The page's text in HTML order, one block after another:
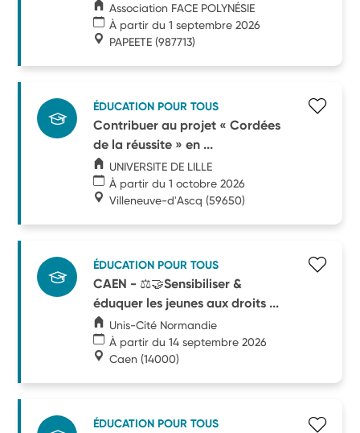
Association FACE POLYNÉSIE
À partir du 1 septembre 2026
PAPEETE (987713)
ÉDUCATION POUR TOUS
Contribuer au projet « Cordées
de la réussite » en ...
UNIVERSITE DE LILLE
À partir du 1 octobre 2026
Villeneuve-d'Ascq (59650)
ÉDUCATION POUR TOUS
CAEN - ⚖🤝Sensibiliser &
éduquer les jeunes aux droits ...
Unis-Cité Normandie
À partir du 14 septembre 2026
Caen (14000)
ÉDUCATION POUR TOUS